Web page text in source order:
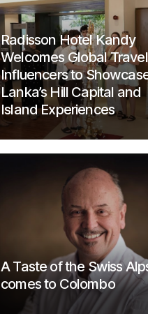
Radisson Hotel Kandy
Welcomes Global Travel
Influencers to
Lanka’s Hill Capital and
Island Experiences
A Taste of the Swiss
comes to Colombo